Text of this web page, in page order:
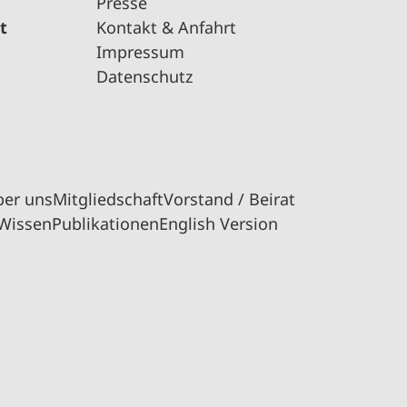
Kontakt & Anfahrt
Impressum
Datenschutz
unsMitgliedschaftVorstand / Beirat
PublikationenEnglish Version